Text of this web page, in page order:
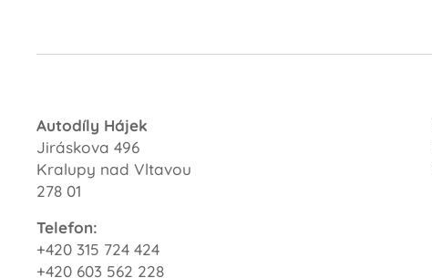
Autodíly Hájek
Jiráskova 496
Kralupy nad Vltavou
278 01
Telefon:
+420 315 724 424
+420 603 562 228